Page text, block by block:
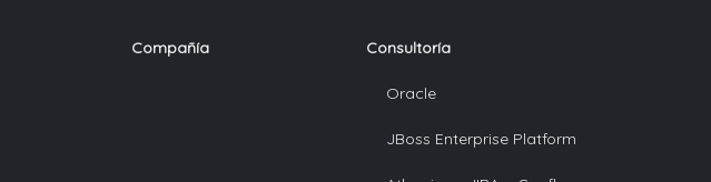
Compañía Consultoría
Oracle
JBoss Enterprise Platform